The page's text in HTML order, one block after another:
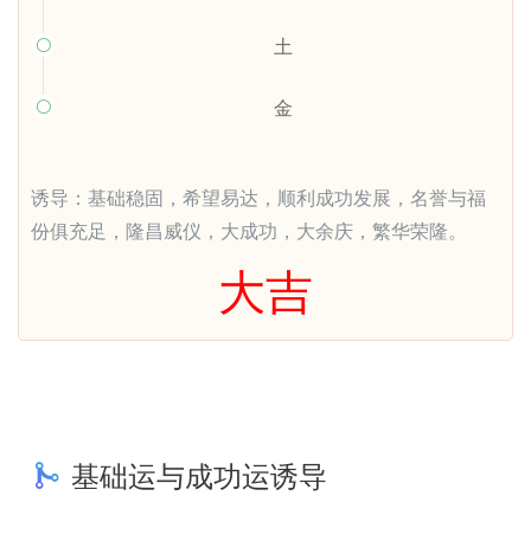
 土
 金
诱导：基础稳固，希望易达，顺利成功发展，名誉与福
份俱充足，隆昌威仪，大成功，大余庆，繁华荣隆。
大吉
基础运与成功运诱导